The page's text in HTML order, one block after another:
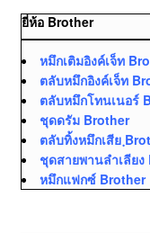
ยี่ห้อ Brother
หมึกเติมอิงค์เจ็ท
ตลับหมึกอิงค์เจ็ท
ตลับหมึกโทนเนอร์
ชุดดรัม Brother
ตลับทิ้งหมึกเสีย
ชุดสายพานลำเลียง
หมึกแฟกซ์ Brother